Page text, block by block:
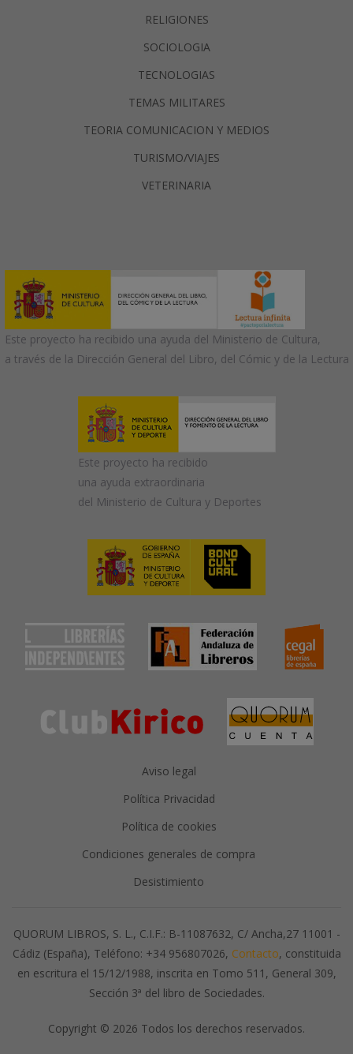
RELIGIONES
SOCIOLOGIA
TECNOLOGIAS
TEMAS MILITARES
TEORIA COMUNICACION Y MEDIOS
TURISMO/VIAJES
VETERINARIA
Este proyecto ha recibido una ayuda del Ministerio de Cultura,
a través de la Dirección General del Libro, del Cómic y de la Lectura
Este proyecto ha recibido
una ayuda extraordinaria
del Ministerio de Cultura y Deportes
Aviso legal
Política Privacidad
Política de cookies
Condiciones generales de compra
Desistimiento
QUORUM LIBROS, S. L., C.I.F.: B-11087632, C/ Ancha,27 11001 -
Cádiz (España), Teléfono: +34 956807026, Contacto, constituida
en escritura el 15/12/1988, inscrita en Tomo 511, General 309,
Sección 3ª del libro de Sociedades.
Copyright © 2026 Todos los derechos reservados.